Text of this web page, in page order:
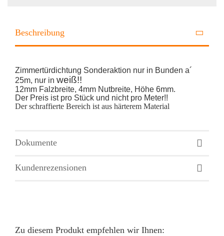
Beschreibung
Zimmertürdichtung Sonderaktion nur in Bunden a´
25m, nur in weiß!!
12mm Falzbreite, 4mm Nutbreite, Höhe 6mm.
Der Preis ist pro Stück und nicht pro Meter!!
Der schraffierte Bereich ist aus härterem Material
Dokumente
Kundenrezensionen
Zu diesem Produkt empfehlen wir Ihnen: